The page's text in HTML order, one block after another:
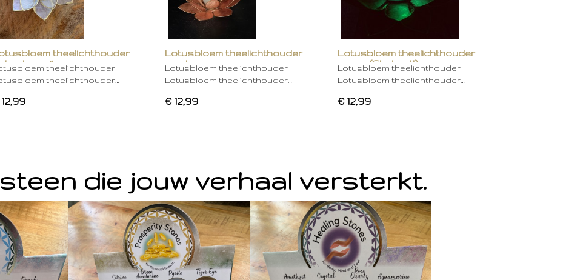
theelichthouder
wittheelichthouder
theelichthouder…
Lotusbloem theelichthouder
mocha
Lotusbloem theelichthouder
Lotusbloem theelichthouder…
€ 12,99
Lotusbloem theelichthouder
groen (Chakra 4)
Lotusbloem theelichthouder
Lotusbloem theelichthouder…
€ 12,99
die jouw verhaal versterkt.